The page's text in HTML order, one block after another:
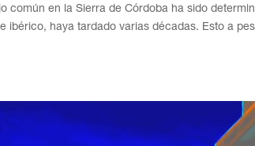
común en la Sierra de Córdoba ha sido
ibérico, haya tardado varias décadas. Esto a